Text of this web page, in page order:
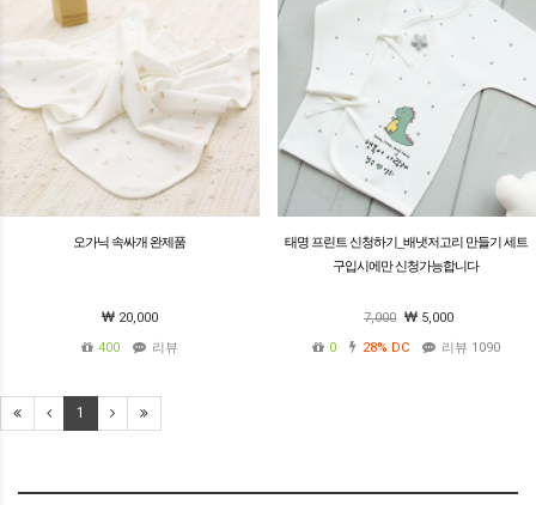
오가닉 속싸개 완제품
20,000
400
리뷰
태명 프린트 신청하기_배냇저고리 만들기 세트
구입시에만 신청가능합니다
7,000
5,000
0
28% DC 리뷰 1090
1